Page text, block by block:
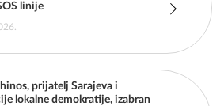
linije
prijatelj Sarajeva i
lokalne demokratije, izabran